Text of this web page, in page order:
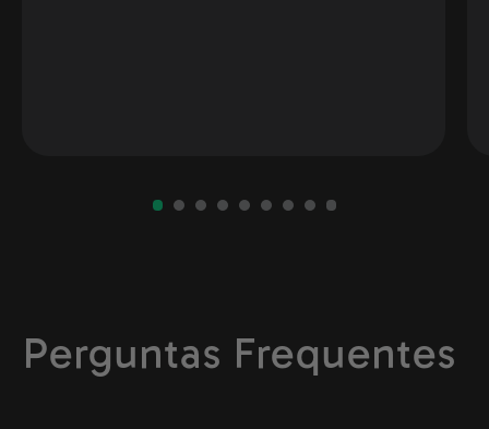
Perguntas Frequentes